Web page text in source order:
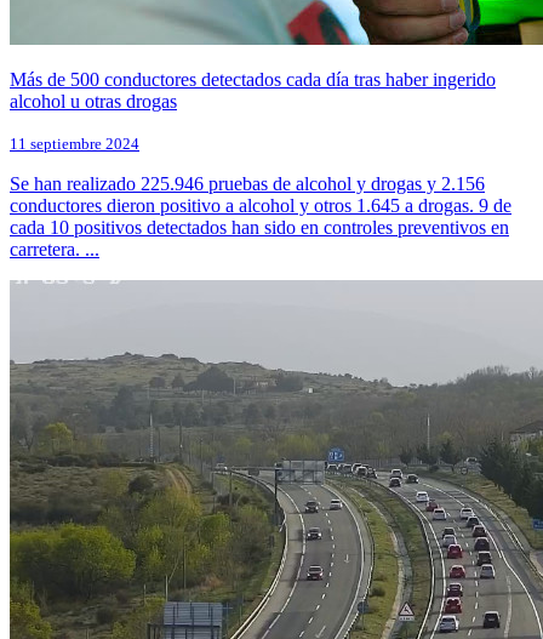
Más de 500 conductores detectados cada día tras haber ingerido
alcohol u otras drogas
11 septiembre 2024
Se han realizado 225.946 pruebas de alcohol y drogas y 2.156
conductores dieron positivo a alcohol y otros 1.645 a drogas. 9 de
cada 10 positivos detectados han sido en controles preventivos en
carretera. ...